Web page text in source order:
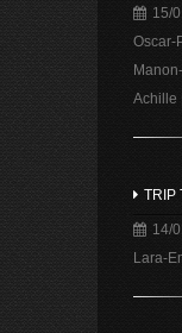
15/
Oscar-
Achille
TRIP
14/
Lara-